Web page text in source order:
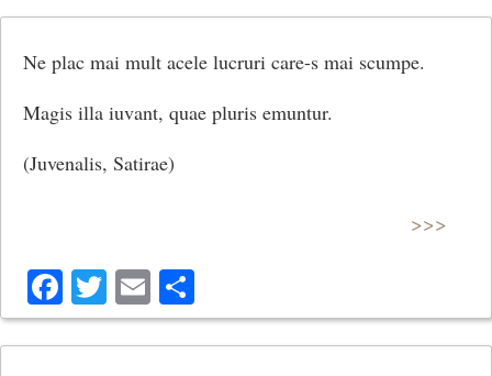
Ne plac mai mult acele lucruri care-s mai scumpe.
Magis illa iuvant, quae pluris emuntur.
(Juvenalis, Satirae)
>>>
Facebook
Twitter
Email